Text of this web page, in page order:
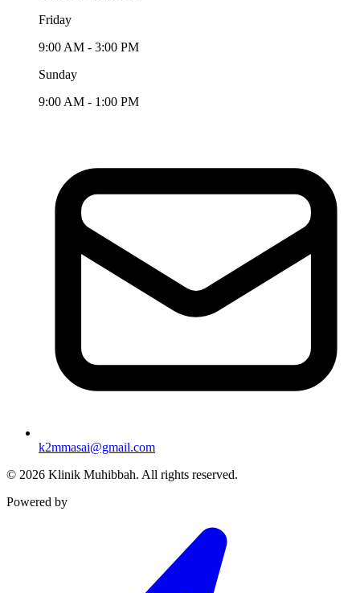
Friday
9:00 AM - 3:00 PM
Sunday
9:00 AM - 1:00 PM
k2mmasai@gmail.com
© 2026 Klinik Muhibbah. All rights reserved.
Powered by